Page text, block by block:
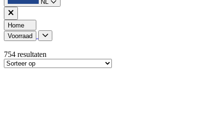
NL
Home
Voorraad
754 resultaten